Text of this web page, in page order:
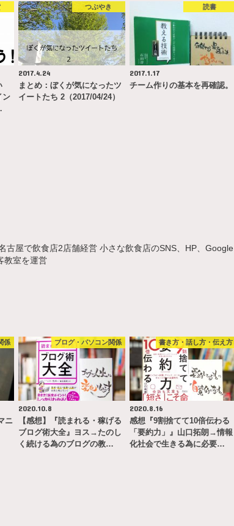
ン
つぶやき
2017.4.24
まとめ：ぼくが気になったツ
イートたち 2（2017/04/24）
読書
2017.1.17
チーム作りの基本を再確認。
屋で飲食店2店舗経営 小さな飲食店のSNS、HP、Google
教室を運営
係
ニ
ブログ・パソコン関係
2020.10.8
【感想】『読まれる・稼げる
ブログ術大全』ヨス→たのし
く続ける為のブログの教…
書き方・話し方・伝え方
2020.8.16
感想『9割捨てて10倍伝わる
「要約力」』山口拓朗→情報
化社会で生きる為に必要…